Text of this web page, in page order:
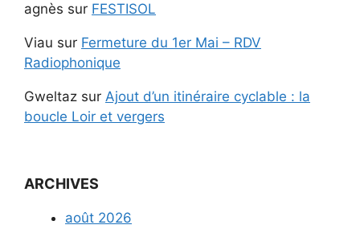
agnès sur FESTISOL
Viau sur Fermeture du 1er Mai – RDV
Radiophonique
Gweltaz sur Ajout d’un itinéraire cyclable : la
boucle Loir et vergers
ARCHIVES
août 2026